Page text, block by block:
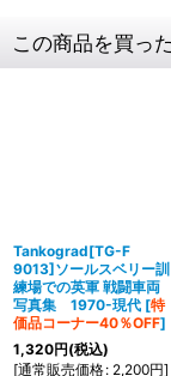
この商品を買っ
Tankograd[TG-F
9013]ソールスベリー訓
練場での英軍 戦闘車両
写真集 1970-現代 [特
価品コーナー40％OFF]
1,320円(税込)
[通常販売価格: 2,200円]